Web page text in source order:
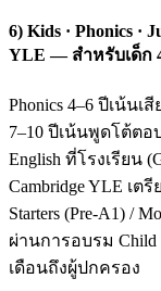
6) Kids · Phonics ·
YLE — สำหรับเด็ก
Phonics 4–6 ปีเน้นเ
7–10 ปีเน้นพูดโต้ตอ
English ที่โรงเรียน
Cambridge YLE เ
Starters (Pre-A1) /
ผ่านการอบรม Child
เดือนถึงผู้ปกครอง